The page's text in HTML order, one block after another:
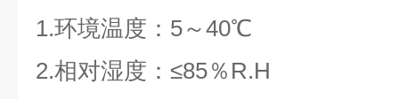
1.环境温度：5～40℃
2.相对湿度：≤85％R.H